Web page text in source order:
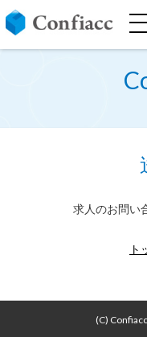
求人のお問い
ト
(C)